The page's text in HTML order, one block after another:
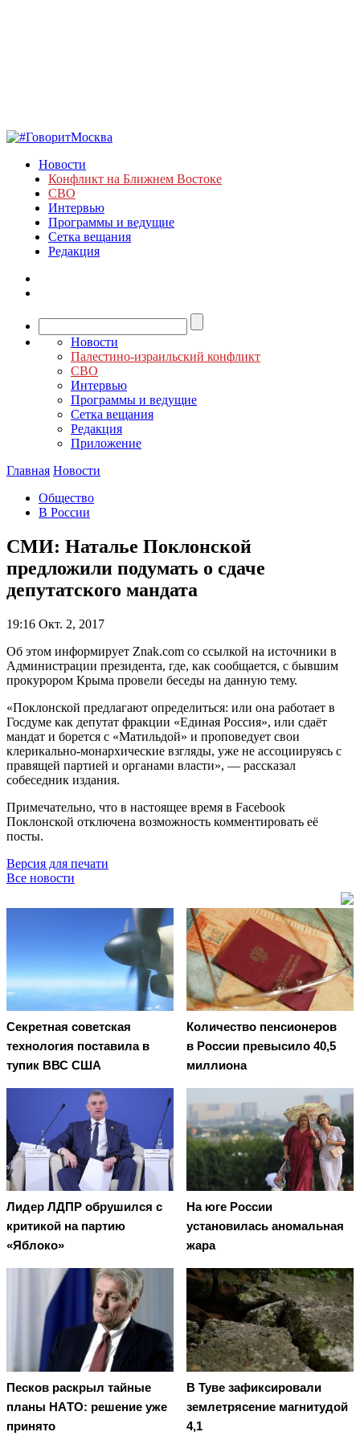
Новости
Конфликт на Ближнем Востоке
СВО
Интервью
Программы и ведущие
Сетка вещания
Редакция
Новости
Палестино-израильский конфликт
СВО
Интервью
Программы и ведущие
Сетка вещания
Редакция
Приложение
Главная Новости
Общество
В России
СМИ: Наталье Поклонской
предложили подумать о сдаче
депутатского мандата
19:16 Окт. 2, 2017
Об этом информирует Znak.com со ссылкой на источники в
Администрации президента, где, как сообщается, с бывшим
прокурором Крыма провели беседы на данную тему.
«Поклонской предлагают определиться: или она работает в
Госдуме как депутат фракции «Единая Россия», или сдаёт
мандат и борется с «Матильдой» и проповедует свои
клерикально-монархические взгляды, уже не ассоциируясь с
правящей партией и органами власти», — рассказал
собеседник издания.
Примечательно, что в настоящее время в Facebook
Поклонской отключена возможность комментировать её
посты.
Версия для печати
Все новости
Секретная советская
технология поставила в
тупик ВВС США
Количество пенсионеров
в России превысило 40,5
миллиона
Лидер ЛДПР обрушился с
критикой на партию
«Яблоко»
На юге России
установилась аномальная
жара
Пecкoв рacкрыл тaйныe
плaны НAТO: рeшeниe ужe
принятo
В Туве зафиксировали
землетрясение магнитудой
4,1